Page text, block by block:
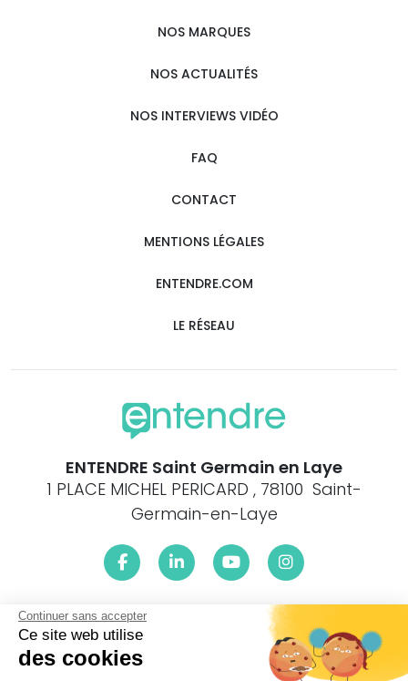
Continuer sans accepter
Ce site web utilise
des cookies
NOS MARQUES
NOS ACTUALITÉS
NOS INTERVIEWS VIDÉO
FAQ
CONTACT
MENTIONS LÉGALES
ENTENDRE.COM
LE RÉSEAU
ENTENDRE Saint Germain en Laye
1 PLACE MICHEL PERICARD , 78100 Saint-
Germain-en-Laye
Le centre ENTENDRE Saint Germain en Laye (78100) est
78112 Fourqueux, 78240 Chambourcy, 78750 Mareil-Marly,